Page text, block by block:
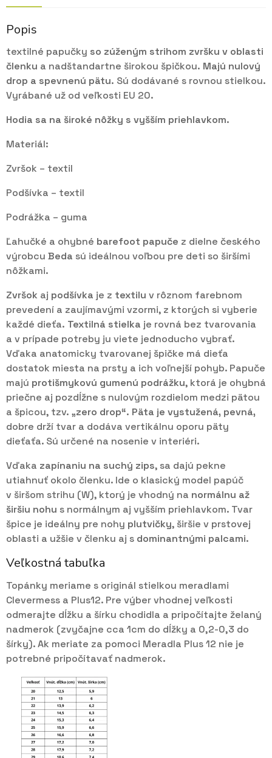
Popis
textilné papučky so zúženým strihom zvršku v oblasti
členku a nadštandartne širokou špičkou. Majú nulový
drop a spevnenú pätu. Sú dodávané s rovnou stielkou.
Vyrábané už od veľkosti EU 20.
Hodia sa na široké nôžky s vyšším priehlavkom.
Materiál:
Zvršok – textil
Podšívka – textil
Podrážka – guma
Ľahučké a ohybné barefoot papuče z dielne českého
výrobcu Beda sú ideálnou voľbou pre deti so širšími
nôžkami.
Zvršok aj podšívka je z textilu v rôznom farebnom
prevedení a zaujímavými vzormi, z ktorých si vyberie
každé dieťa. Textilná stielka je rovná bez tvarovania
a v prípade potreby ju viete jednoducho vybrať.
Vďaka anatomicky tvarovanej špičke má dieťa
dostatok miesta na prsty a ich voľnejší pohyb. Papuče
majú protišmykovú gumenú podrážku, ktorá je ohybná
priečne aj pozdĺžne s nulovým rozdielom medzi pätou
a špicou, tzv. „zero drop“. Päta je vystužená, pevná,
dobre drží tvar a dodáva vertikálnu oporu päty
dieťaťa. Sú určené na nosenie v interiéri.
Vďaka zapínaniu na suchý zips, sa dajú pekne
utiahnuť okolo členku. Ide o klasický model papúč
v širšom strihu (W), ktorý je vhodný na normálnu až
širšiu nohu s normálnym aj vyšším priehlavkom. Tvar
špice je ideálny pre nohy plutvičky, širšie v prstovej
oblasti a užšie v členku aj s dominantnými palcami.
Veľkostná tabuľka
Topánky meriame s originál stielkou meradlami
Clevermess a Plus12. Pre výber vhodnej veľkosti
odmerajte dĺžku a šírku chodidla a pripočítajte želaný
nadmerok (zvyčajne cca 1cm do dĺžky a 0,2-0,3 do
šírky). Ak meriate za pomoci Meradla Plus 12 nie je
potrebné pripočítavať nadmerok.